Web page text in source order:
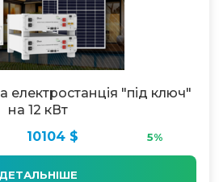
електростанція "під ключ"
на 12 кВт
10104 $ 5%
ДЕТАЛЬНІШЕ